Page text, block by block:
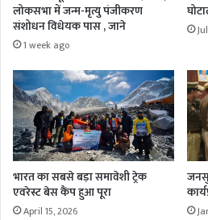
लोकसभा में जन्म-मृत्यु पंजीकरण
संशोधन विधेयक पास , जाने
1 week ago
भारत का सबसे बड़ा समावेशी ट्रेक
एवरेस्ट बेस कैंप हुआ पूरा
April 15, 2026